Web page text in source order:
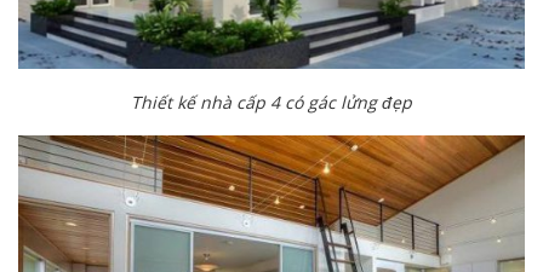
Thiết kế nhà cấp 4 có gác lửng đẹp